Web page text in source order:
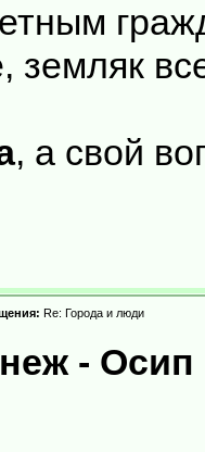
земляк
, а свой
Re: Города и люди
- Осип